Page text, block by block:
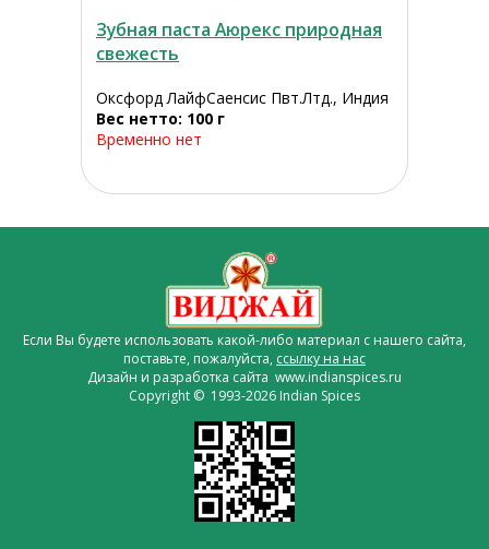
Зубная паста Аюрекс природная
свежесть
Оксфорд ЛайфСаенсис Пвт.Лтд., Индия
Вес нетто: 100 г
Временно нет
Если Вы будете использовать какой-либо материал с нашего сайта,
поставьте, пожалуйста, ссылку на нас
Дизайн и разработка сайта www.indianspices.ru
Copyright © 1993-2026 Indian Spices